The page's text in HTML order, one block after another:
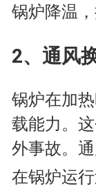
锅炉降温
2、通风
锅炉在加
载能力。
外事故。
在锅炉运